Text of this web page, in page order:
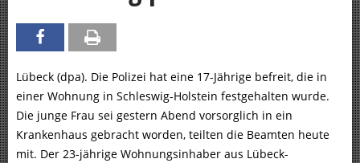
Lübeck (dpa). Die Polizei hat eine 17-Jährige befreit, die in
einer Wohnung in Schleswig-Holstein festgehalten wurde.
Die junge Frau sei gestern Abend vorsorglich in ein
Krankenhaus gebracht worden, teilten die Beamten heute
mit. Der 23-jährige Wohnungsinhaber aus Lübeck-